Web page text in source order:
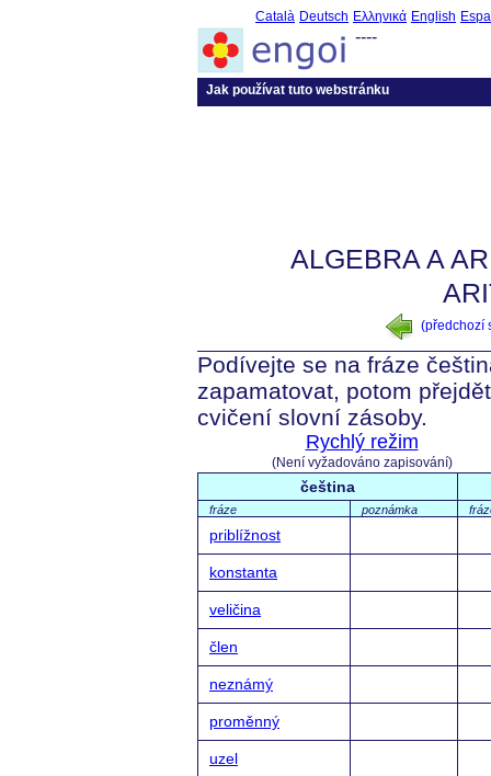
Català Deutsch Ελληνικά English
----
Jak používat tuto webstránku
ALGEBRA A
(předchozí
Podívejte se na fráze
zapamatovat, potom
cvičení slovní zásoby.
Rychlý režim
(Není vyžadováno zapisování)
čeština
fráze poznámka
priblížnost
konstanta
veličina
člen
neznámý
proměnný
uzel